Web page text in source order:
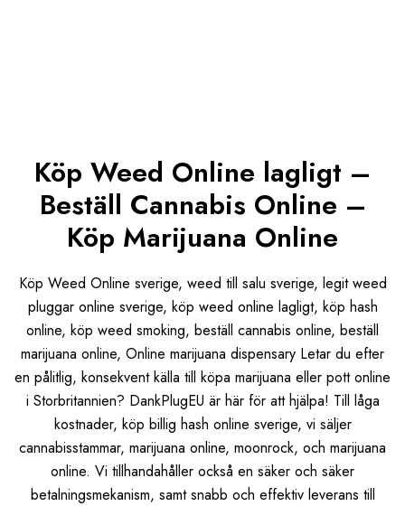
Köp Weed Online lagligt –
Beställ Cannabis Online –
Köp Marijuana Online
Köp Weed Online sverige, weed till salu sverige, legit weed
pluggar online sverige, köp weed online lagligt, köp hash
online, köp weed smoking, beställ cannabis online, beställ
marijuana online, Online marijuana dispensary Letar du efter
en pålitlig, konsekvent källa till köpa marijuana eller pott online
i Storbritannien? DankPlugEU är här för att hjälpa! Till låga
kostnader, köp billig hash online sverige, vi säljer
cannabisstammar, marijuana online, moonrock, och marijuana
online. Vi tillhandahåller också en säker och säker
betalningsmekanism, samt snabb och effektiv leverans till